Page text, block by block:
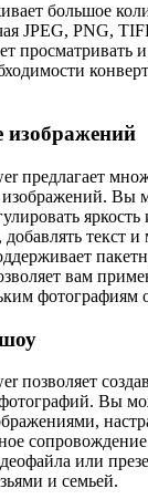
большое
JPEG, PNG,
просматривать
изображений
предлагает
изображений. Вы
яркость
текст и
вам
фотографиям
позволяет
Вы
или
и семьей.